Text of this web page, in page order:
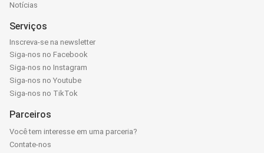
Notícias
Serviços
Inscreva-se na newsletter
Siga-nos no Facebook
Siga-nos no Instagram
Siga-nos no Youtube
Siga-nos no TikTok
Parceiros
Você tem interesse em uma parceria?
Contate-nos